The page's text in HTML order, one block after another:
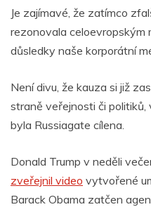
Je zajímavé, že zatímco
rezonovala celoevropským
důsledky naše korporátní
Není divu, že kauza si již
straně veřejnosti či politiků,
byla Russiagate cílena.
Donald Trump v neděli
zveřejnil video vytvořené
Barack Obama zatčen